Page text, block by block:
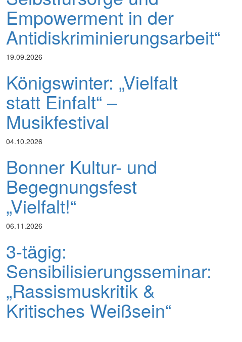
Empowerment in der
Antidiskriminierungsarbeit“
19.09.2026
Königswinter: „Vielfalt
statt Einfalt“ –
Musikfestival
04.10.2026
Bonner Kultur- und
Begegnungsfest
„Vielfalt!“
06.11.2026
3-tägig:
Sensibilisierungsseminar:
„Rassismuskritik &
Kritisches Weißsein“